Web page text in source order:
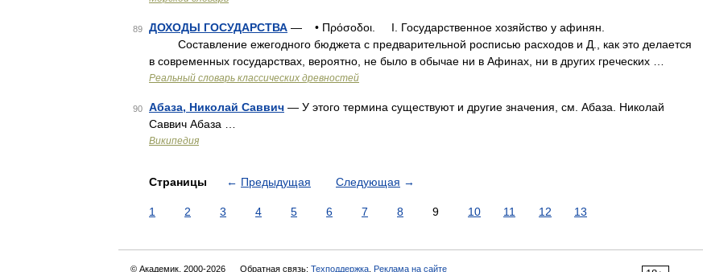
89 ДОХОДЫ ГОСУДАРСТВА — • Πρόσοδοι. I. Государственное хозяйство у афинян.
Составление ежегодного бюджета с предварительной росписью расходов и Д., как это делается
в современных государствах, вероятно, не было в обычае ни в Афинах, ни в других греческих …
Реальный словарь классических древностей
90 Абаза, Николай Саввич — У этого термина существуют и другие значения, см. Абаза. Николай
Саввич Абаза …
Википедия
Страницы ← Предыдущая Следующая →
1 2 3 4 5 6 7 8 9 10 11 12 13
© Академик, 2000-2026 Обратная связь: Техподдержка Реклама на сайте